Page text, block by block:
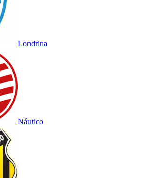
Londrina
Náutico